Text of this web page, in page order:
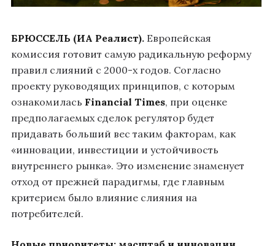
БРЮССЕЛЬ (ИА Реалист). Европейская
комиссия готовит самую радикальную реформу
правил слияний с 2000-х годов. Согласно
проекту руководящих принципов, с которым
ознакомилась Financial Times, при оценке
предполагаемых сделок регулятор будет
придавать больший вес таким факторам, как
«инновации, инвестиции и устойчивость
внутреннего рынка». Это изменение знаменует
отход от прежней парадигмы, где главным
критерием было влияние слияния на
потребителей.